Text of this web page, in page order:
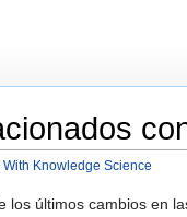
Knowledge Science
los últimos cambios en